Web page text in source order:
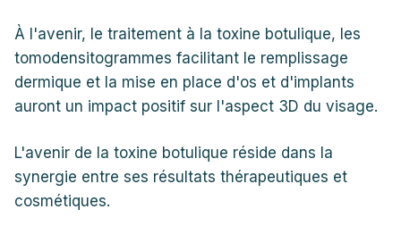
À l'avenir, le traitement à la toxine botulique, les
tomodensitogrammes facilitant le remplissage
dermique et la mise en place d'os et d'implants
auront un impact positif sur l'aspect 3D du visage.
L'avenir de la toxine botulique réside dans la
synergie entre ses résultats thérapeutiques et
cosmétiques.